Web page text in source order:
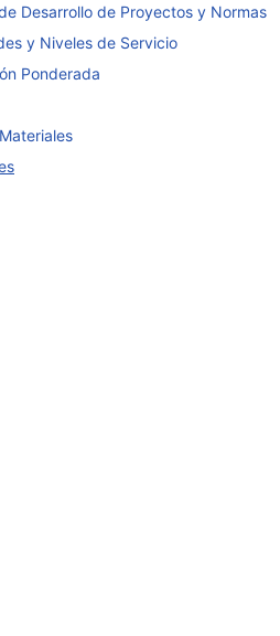
Desarrollo de Proyectos y Normas
y Niveles de Servicio
Ponderada